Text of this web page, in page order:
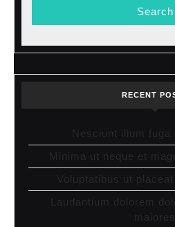
RECENT
Nesciunt illum fuga
Minima ut neque et
Voluptatibus ut
Laudantium dolorem
maiores